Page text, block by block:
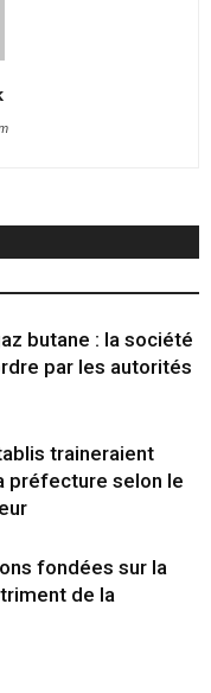
butane : la société
par les autorités
traineraient
préfecture selon le
fondées sur la
de la